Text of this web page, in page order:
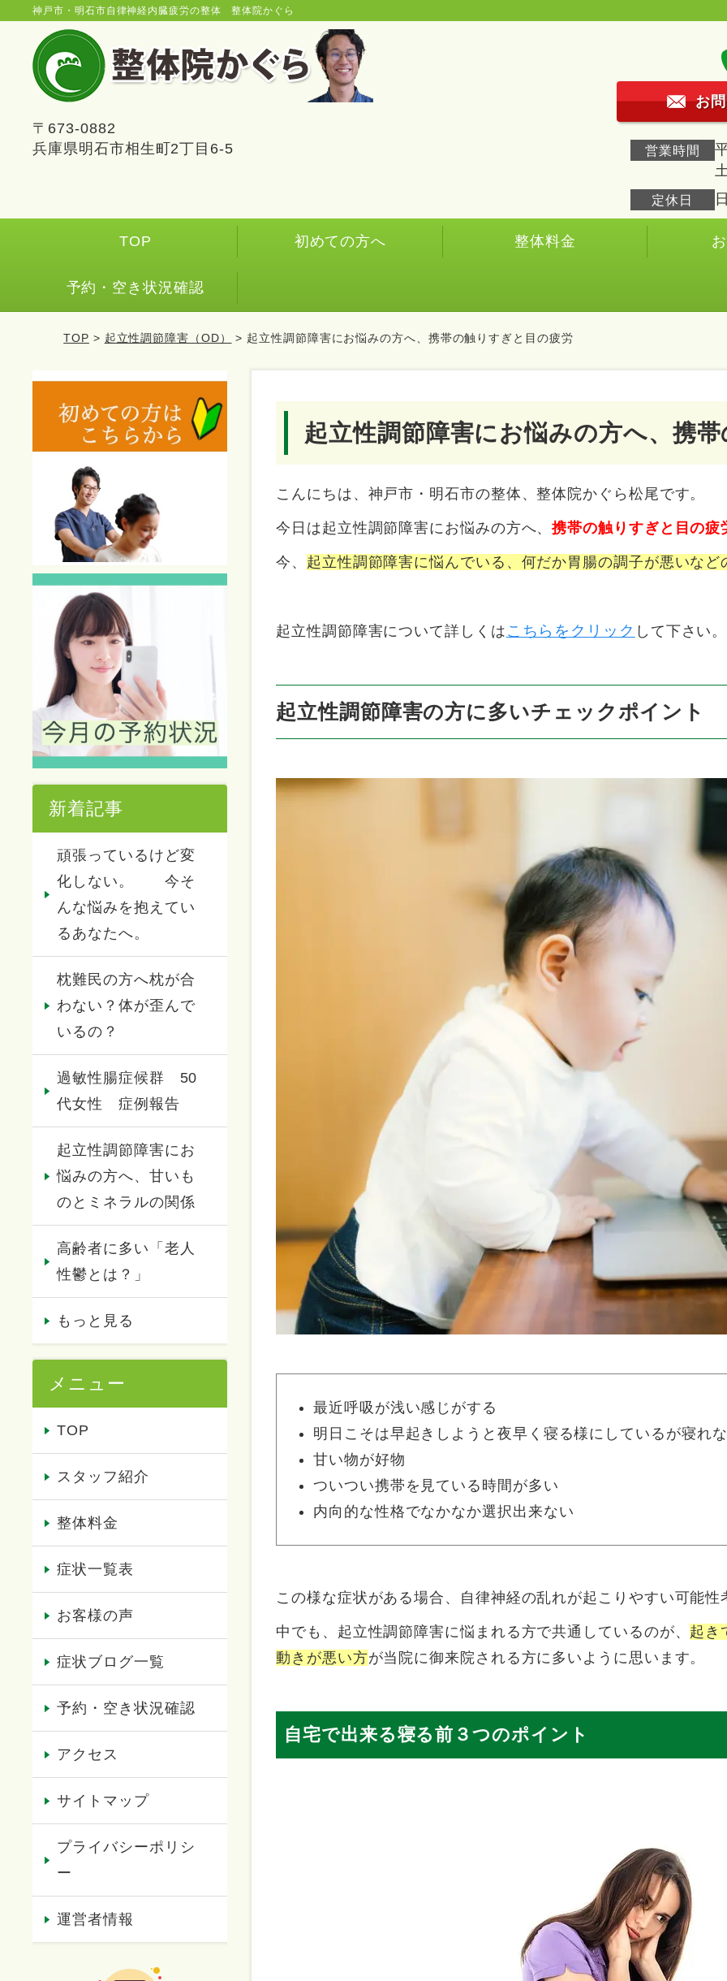
神戸市・明石市自律神経内臓疲労の整体 整体院かぐら
〒673-0882
兵庫県明石市相生町2丁目6-5
お
営業時間
定休日
TOP 初めての方へ 整体料金
予約・空き状況確認
TOP > 起立性調節障害（OD） > 起立性調節障害にお悩みの方へ、携帯の触りすぎと目の疲労
起立性調節障害にお悩みの方へ、携
こんにちは、神戸市・明石市の整体、整体院かぐら松尾です。
今日は起立性調節障害にお悩みの方へ、携帯の触りすぎと目の疲
今、 起立性調節障害に悩んでいる、何だか胃腸の調子が悪いなど
起立性調節障害について詳しくは こちらをクリック して下さい。
起立性調節障害の方に多いチェックポイント
最近呼吸が浅い感じがする
明日こそは早起きしようと夜早く寝る様にしているが寝れ
甘い物が好物
ついつい携帯を見ている時間が多い
内向的な性格でなかなか選択出来ない
この様な症状がある場合、自律神経の乱れが起こりやすい可能性
中でも、起立性調節障害に悩まれる方で共通しているのが、 起き
動きが悪い方が当院に御来院される方に多いように思います。
自宅で出来る寝る前３つのポイント
新着記事
頑張っているけど変
化しない。 今そ
んな悩みを抱えてい
るあなたへ。
枕難民の方へ枕が合
わない？体が歪んで
いるの？
過敏性腸症候群 50
代女性 症例報告
起立性調節障害にお
悩みの方へ、甘いも
のとミネラルの関係
高齢者に多い「老人
性鬱とは？」
もっと見る
メニュー
TOP
スタッフ紹介
整体料金
症状一覧表
お客様の声
症状ブログ一覧
予約・空き状況確認
アクセス
サイトマップ
プライバシーポリシ
ー
運営者情報